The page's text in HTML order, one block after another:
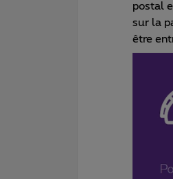
postal
sur la
être